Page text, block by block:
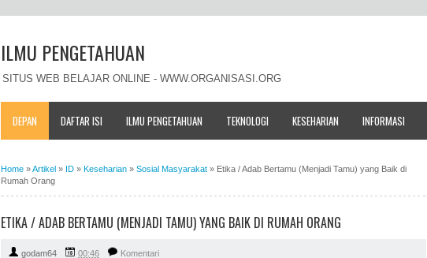
ILMU PENGETAHUAN
SITUS WEB BELAJAR ONLINE - WWW.ORGANISASI.ORG
DEPAN DAFTAR ISI ILMU PENGETAHUAN TEKNOLOGI KESEHARIAN INFORMASI
Home »Artikel » ID » Keseharian » Sosial Masyarakat » Etika / Adab Bertamu (Menjadi Tamu) yang Baik di
Rumah Orang
ETIKA / ADAB BERTAMU (MENJADI TAMU) YANG BAIK DI RUMAH ORANG
godam64 00:46 Komentari